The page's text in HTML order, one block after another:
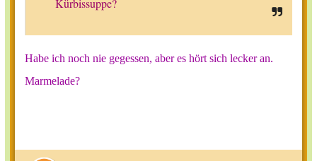
Kürbissuppe?
Habe ich noch nie gegessen, aber es hört sich lecker an.
Marmelade?